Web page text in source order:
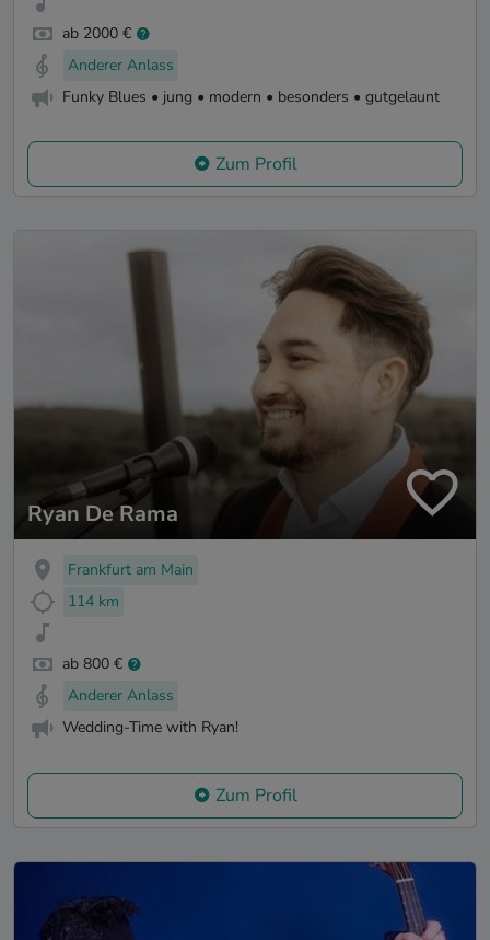
ab 2000 €
Anderer Anlass
Funky Blues • jung • modern • besonders • gutgelaunt
Zum Profil
Ryan De Rama
Frankfurt am Main
114 km
ab 800 €
Anderer Anlass
Wedding-Time with Ryan!
Zum Profil